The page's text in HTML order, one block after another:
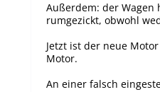
Außerdem: der Wagen
rumgezickt, obwohl
Jetzt ist der neue
Motor.
An einer falsch